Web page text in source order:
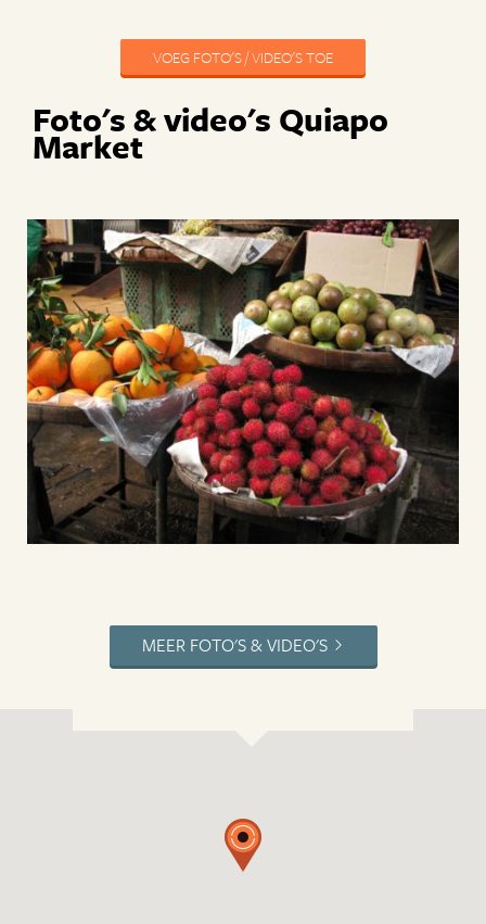
VOEG FOTO'S / VIDEO'S TOE
Foto's & video's Quiapo
Market
MEER FOTO'S & VIDEO'S